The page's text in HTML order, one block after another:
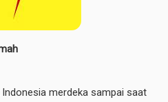
merdeka sampai saat